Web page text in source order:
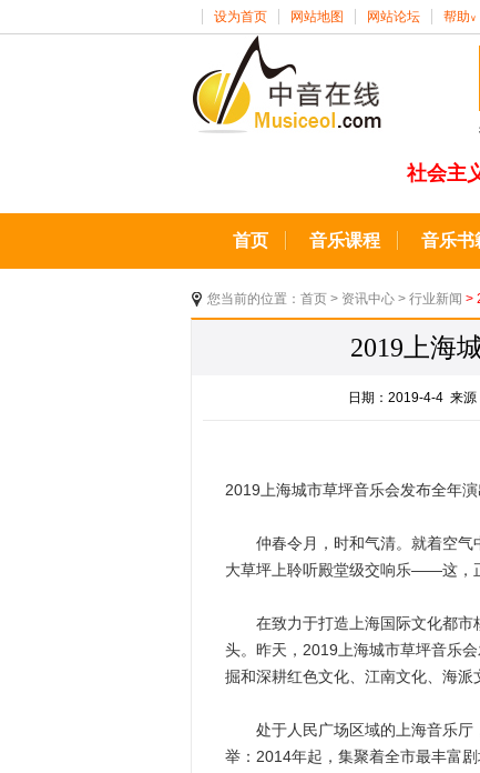
设为首页 网站地图 网站论坛 帮助 ∨
社会主
首页 音乐课程 音乐书
您当前的位置： 首页 > 资讯中心 > 行业新闻 >
2019上海
日期：2019-4-4 来
2019上海城市草坪音乐会发布全年
仲春令月，时和气清。就着空气
大草坪上聆听殿堂级交响乐——这，
在致力于打造上海国际文化都市核
头。昨天，2019上海城市草坪音乐
掘和深耕红色文化、江南文化、海派
处于人民广场区域的上海音乐厅
举：2014年起，集聚着全市最丰富